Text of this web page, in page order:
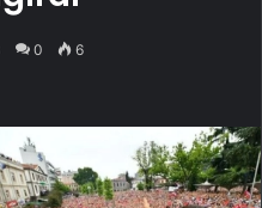
0 6